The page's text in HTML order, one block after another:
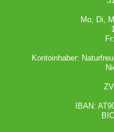
Mo, Di,
Kontoinhaber:
IBAN: